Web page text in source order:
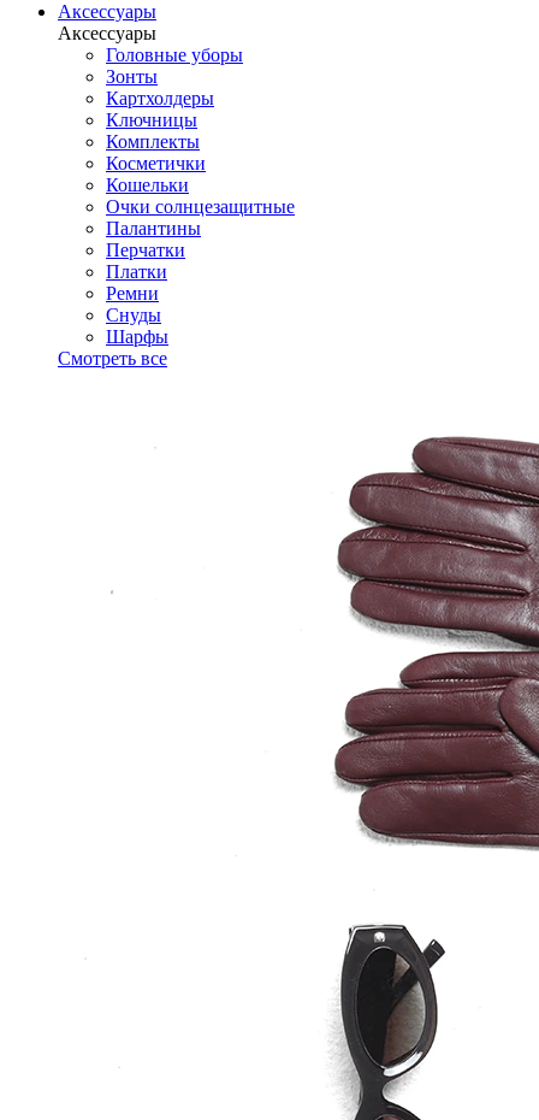
Аксессуары
Аксессуары
Головные уборы
Зонты
Картхолдеры
Ключницы
Комплекты
Косметички
Кошельки
Очки солнцезащитные
Палантины
Перчатки
Платки
Ремни
Снуды
Шарфы
Смотреть все